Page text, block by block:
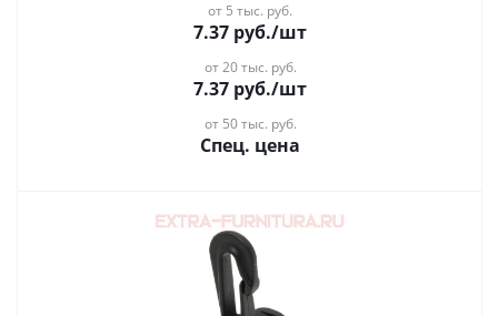
от 5 тыс. руб.
7.37 руб./шт
от 20 тыс. руб.
7.37 руб./шт
от 50 тыс. руб.
Спец. цена